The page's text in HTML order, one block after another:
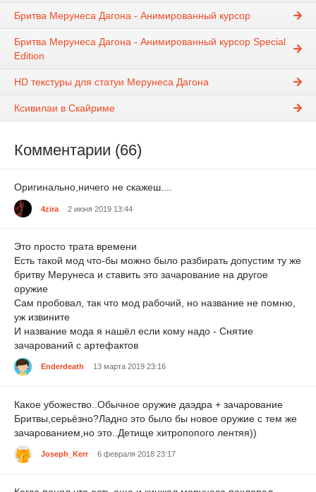
Бритва Мерунеса Дагона - Анимированный курсор
Бритва Мерунеса Дагона - Анимированный курсор Special
Edition
HD текстуры для статуи Мерунеса Дагона
Ксивилаи в Скайриме
Комментарии (66)
Оригинально,ничего не скажеш....
4zira 2 июня 2019 13:44
Это просто трата времени
Есть такой мод что-бы можно было разбирать допустим ту же
бритву Мерунеса и ставить это зачарование на другое
оружие
Сам пробовал, так что мод рабочий, но название не помню,
уж извините
И название мода я нашёл если кому надо - Снятие
зачарований с артефактов
Enderdeath 13 марта 2019 23:16
Какое убожество..Обычное оружие даэдра + зачарование
Бритвы,серьёзно?Ладно это было бы новое оружие с тем же
зачарованием,но это..Детище хитропопого лентяя))
Joseph_Kerr 6 февраля 2018 23:17